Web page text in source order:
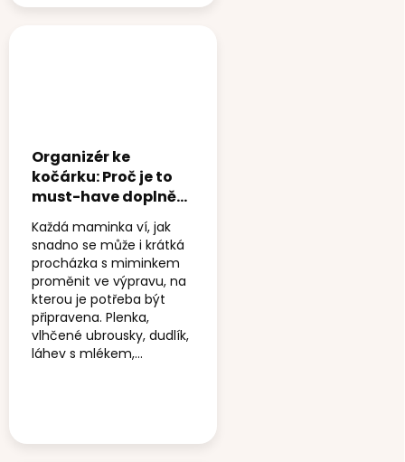
Organizér ke
kočárku: Proč je to
must-have doplněk
každé maminky
Každá maminka ví, jak
snadno se může i krátká
procházka s miminkem
proměnit ve výpravu, na
kterou je potřeba být
připravena. Plenka,
vlhčené ubrousky, dudlík,
láhev s mlékem,...